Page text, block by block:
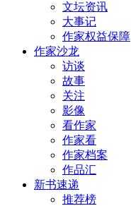
文坛资讯
大事记
作家权益保障
作家沙龙
访谈
故事
关注
影像
看作家
作家看
作家档案
作品汇
新书速递
推荐榜